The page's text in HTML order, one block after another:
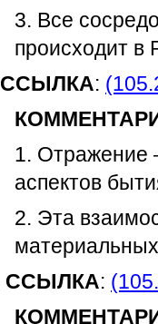
3. Все
происходит в
ССЫЛКА:
1. Отражение
аспектов
2. Эта
ССЫЛКА: